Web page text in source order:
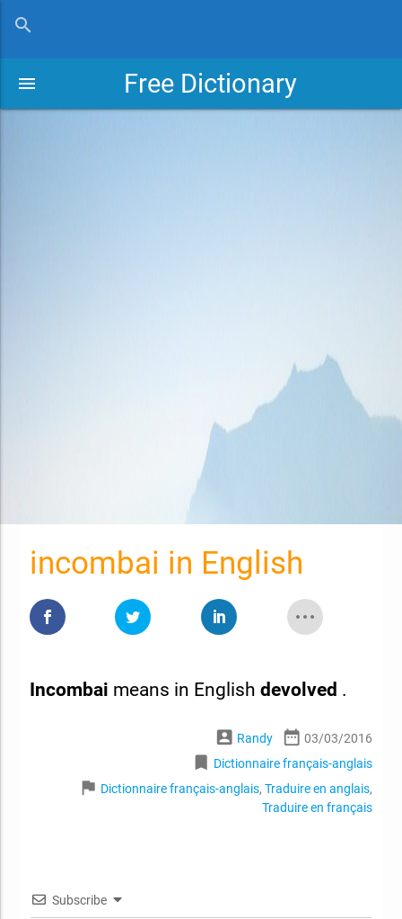
search
Free Dictionary
menu
incombai in English
Incombai means in English devolved .
account_box Randy date_range 03/03/2016
bookmark Dictionnaire français-anglais
flag Dictionnaire français-anglais,Traduire en anglais,
Traduire en français
Subscribe